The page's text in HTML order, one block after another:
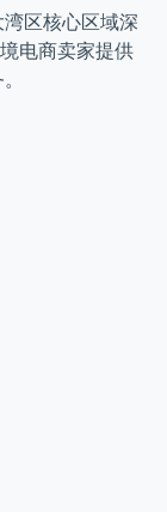
区核心区域深
电商卖家提供